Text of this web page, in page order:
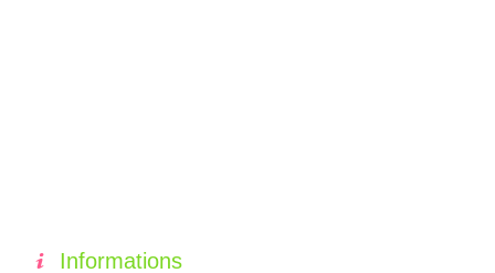
Informations